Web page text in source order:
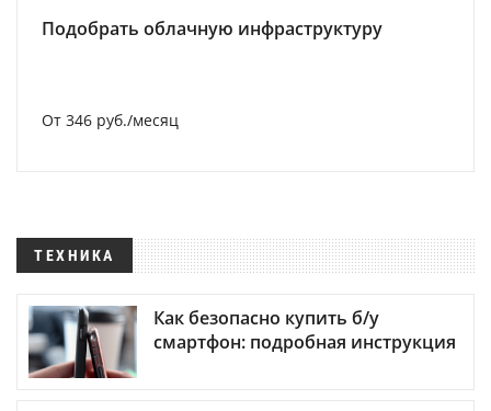
Подобрать облачную инфраструктуру
От 346 руб./месяц
ТЕХНИКА
Как безопасно купить б/у
смартфон: подробная инструкция